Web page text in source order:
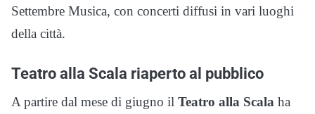
Settembre Musica, con concerti diffusi in vari luoghi
della città.
Teatro alla Scala riaperto al pubblico
A partire dal mese di giugno il Teatro alla Scala ha